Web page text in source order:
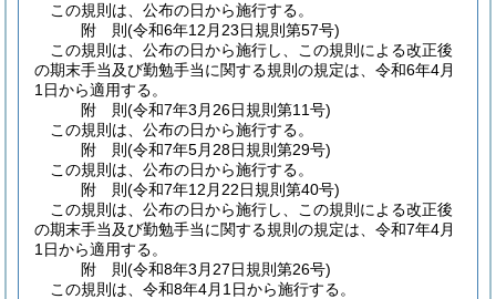
この規則は、公布の日から施行する。
附 則(令和6年12月23日規則第57号)
この規則は、公布の日から施行し、この規則による改正後
の期末手当及び勤勉手当に関する規則の規定は、令和6年4月
1日から適用する。
附 則(令和7年3月26日規則第11号)
この規則は、公布の日から施行する。
附 則(令和7年5月28日規則第29号)
この規則は、公布の日から施行する。
附 則(令和7年12月22日規則第40号)
この規則は、公布の日から施行し、この規則による改正後
の期末手当及び勤勉手当に関する規則の規定は、令和7年4月
1日から適用する。
附 則(令和8年3月27日規則第26号)
この規則は、令和8年4月1日から施行する。